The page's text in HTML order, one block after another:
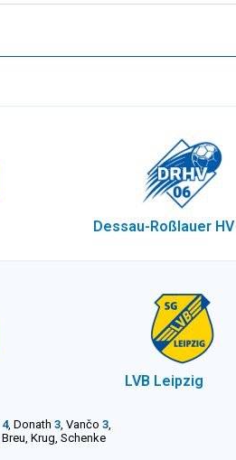
Dessau-Roßlauer HV
LVB Leipzig
4, Donath 3, Vančo 3,
Breu, Krug, Schenke